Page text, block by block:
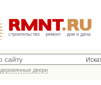
строительство ремонт дом и дача
деревянные двери